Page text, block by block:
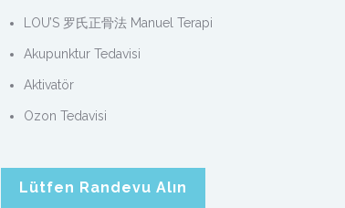
LOU’S 罗氏正骨法 Manuel Terapi
Akupunktur Tedavisi
Aktivatör
Ozon Tedavisi
Lütfen Randevu Alın